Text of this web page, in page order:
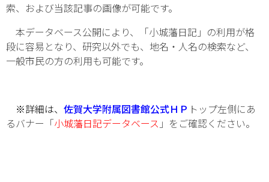
索、および当該記事の画像が可能です。
本データベース公開により、「小城藩日記」の利用が格
段に容易となり、研究以外でも、地名・人名の検索など、
一般市民の方の利用も可能です。
※詳細は、 佐賀大学附属図書館公式ＨＰ トップ左側にあ
るバナー「小城藩日記データベース 」をご確認ください。